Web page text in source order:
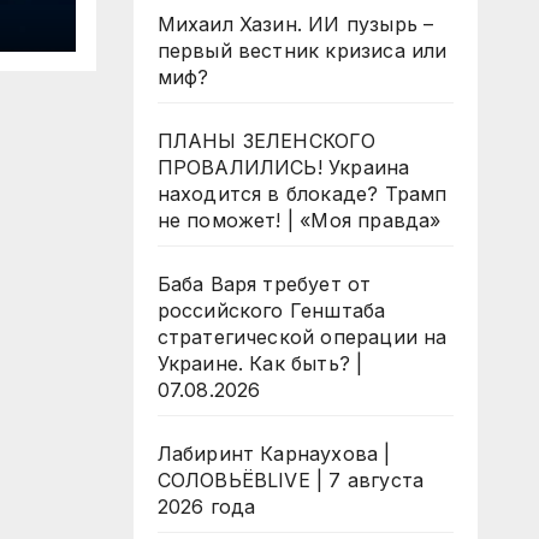
Михаил Хазин. ИИ пузырь –
первый вестник кризиса или
миф?
ПЛАНЫ ЗЕЛЕНСКОГО
ПРОВАЛИЛИСЬ! Украина
находится в блокаде? Трамп
не поможет! | «Моя правда»
Баба Варя требует от
российского Генштаба
стратегической операции на
Украине. Как быть? |
07.08.2026
Лабиринт Карнаухова |
СОЛОВЬЁВLIVE | 7 августа
2026 года